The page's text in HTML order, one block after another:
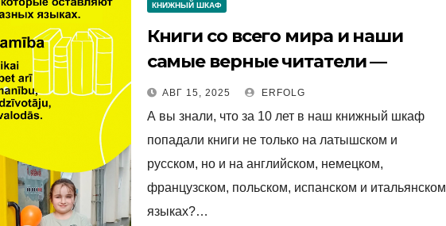
КНИЖНЫЙ ШКАФ
Книги со всего мира и наши
самые верные читатели —
таксисты!
АВГ 15, 2025 ERFOLG
А вы знали, что за 10 лет в наш книжный шкаф
попадали книги не только на латышском и
русском, но и на английском, немецком,
французском, польском, испанском и итальянском
языках?…